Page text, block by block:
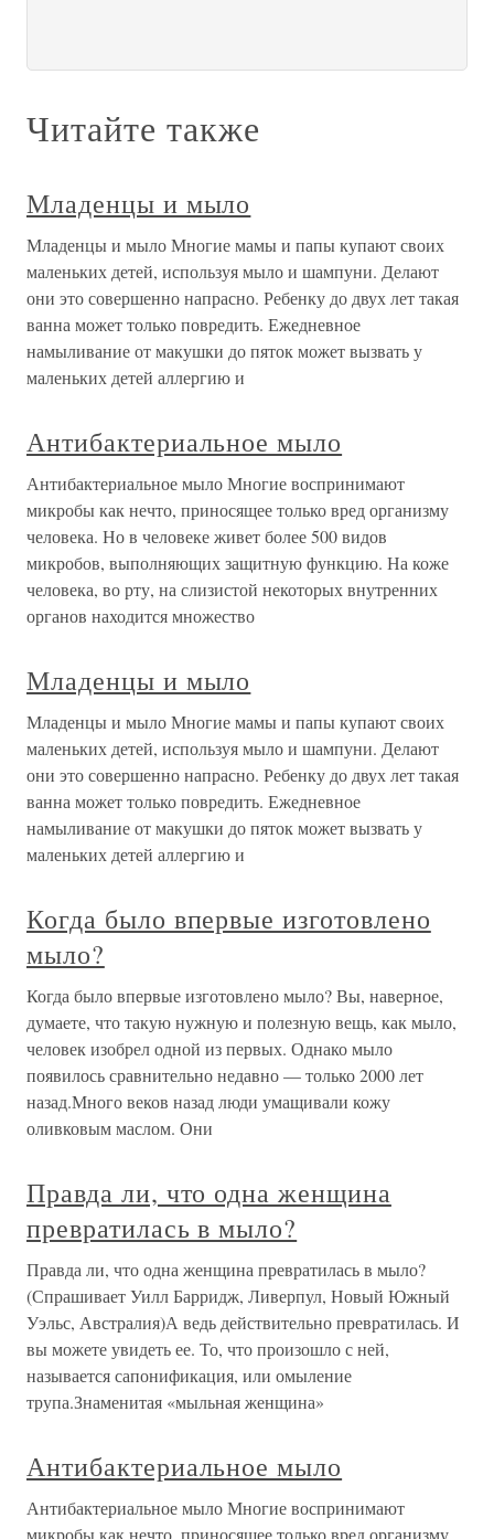
Читайте также
Младенцы и мыло
Младенцы и мыло Многие мамы и папы купают своих
маленьких детей, используя мыло и шампуни. Делают
они это совершенно напрасно. Ребенку до двух лет такая
ванна может только повредить. Ежедневное
намыливание от макушки до пяток может вызвать у
маленьких детей аллергию и
Антибактериальное мыло
Антибактериальное мыло Многие воспринимают
микробы как нечто, приносящее только вред организму
человека. Но в человеке живет более 500 видов
микробов, выполняющих защитную функцию. На коже
человека, во рту, на слизистой некоторых внутренних
органов находится множество
Младенцы и мыло
Младенцы и мыло Многие мамы и папы купают своих
маленьких детей, используя мыло и шампуни. Делают
они это совершенно напрасно. Ребенку до двух лет такая
ванна может только повредить. Ежедневное
намыливание от макушки до пяток может вызвать у
маленьких детей аллергию и
Когда было впервые изготовлено
мыло?
Когда было впервые изготовлено мыло? Вы, наверное,
думаете, что такую нужную и полезную вещь, как мыло,
человек изобрел одной из первых. Однако мыло
появилось сравнительно недавно — только 2000 лет
назад.Много веков назад люди умащивали кожу
оливковым маслом. Они
Правда ли, что одна женщина
превратилась в мыло?
Правда ли, что одна женщина превратилась в мыло?
(Спрашивает Уилл Барридж, Ливерпул, Новый Южный
Уэльс, Австралия)А ведь действительно превратилась. И
вы можете увидеть ее. То, что произошло с ней,
называется сапонификация, или омыление
трупа.Знаменитая «мыльная женщина»
Антибактериальное мыло
Антибактериальное мыло Многие воспринимают
микробы как нечто, приносящее только вред организму